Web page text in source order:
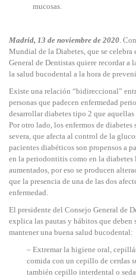
mucosas.
Madrid, 13 de noviembre de 2020.
Mundial de la Diabetes, que se
General de Dentistas quiere recordar
la salud bucodental a la hora de
Existe una relación “bidireccional”
personas que padecen enfermedad
desarrollar diabetes tipo 2 que aquellas
Por otro lado, los enfermos de
severa, que afecta al control de la
pacientes diabéticos son propensos a
en la periodontitis como en la diabetes
aumentados, por eso se producen
que la presencia de una de las dos
enfermedad.
El presidente del Consejo General de
explica las pautas y hábitos que deben
mantener una buena salud bucodental:
– Extremar la higiene oral,
comida con un cepillo de cerdas
también cepillo interdental o